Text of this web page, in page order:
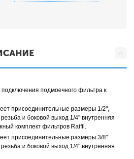
подмоечного фильтра к
присоединительные размеры 1/2",
и боковой выход 1/4" внутренняя
комплект фильтров Raifil.
присоединительные размеры 3/8"
и боковой выход 1/4" внутренняя